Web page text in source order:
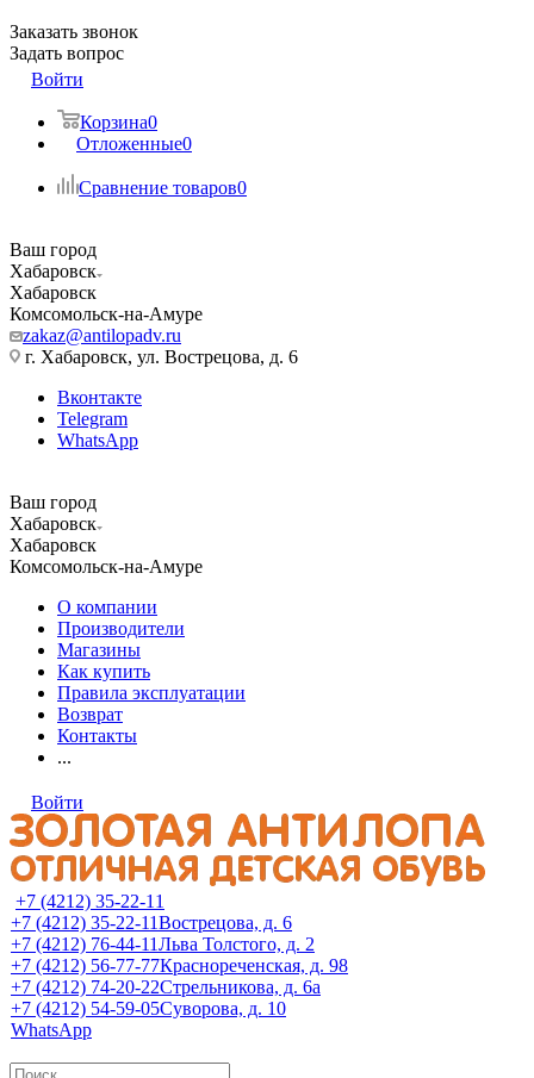
Заказать звонок
Задать вопрос
Войти
Корзина0
Отложенные0
Сравнение товаров0
Ваш город
Хабаровск
Хабаровск
Комсомольск-на-Амуре
zakaz@antilopadv.ru
г. Хабаровск, ул. Вострецова, д. 6
Вконтакте
Telegram
WhatsApp
Ваш город
Хабаровск
Хабаровск
Комсомольск-на-Амуре
О компании
Производители
Магазины
Как купить
Правила эксплуатации
Возврат
Контакты
...
Войти
+7 (4212) 35-22-11
+7 (4212) 35-22-11Вострецова, д. 6
+7 (4212) 76-44-11Льва Толстого, д. 2
+7 (4212) 56-77-77Краснореченская, д. 98
+7 (4212) 74-20-22Стрельникова, д. 6а
+7 (4212) 54-59-05Суворова, д. 10
WhatsApp